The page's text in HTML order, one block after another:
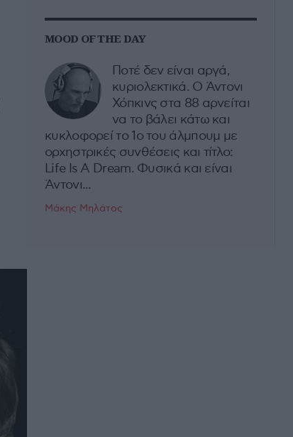
MOOD OF THE DAY
Ποτέ δεν είναι αργά,
κυριολεκτικά. Ο Άντονι
Χόπκινς στα 88 αρνείται
να το βάλει κάτω και
κυκλοφορεί το 1ο του άλμπουμ με
ορχηστρικές συνθέσεις και τίτλο:
Life Is A Dream. Φυσικά και είναι
Άντονι...
Μάκης Μηλάτος